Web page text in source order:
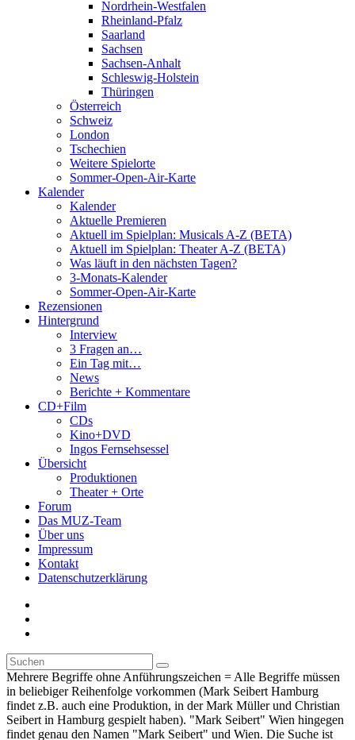
Nordrhein-Westfalen
Rheinland-Pfalz
Saarland
Sachsen
Sachsen-Anhalt
Schleswig-Holstein
Thüringen
Österreich
Schweiz
London
Tschechien
Weitere Spielorte
Sommer-Open-Air-Karte
Kalender
Kalender
Aktuelle Premieren
Aktuell im Spielplan: Musicals A-Z (BETA)
Aktuell im Spielplan: Theater A-Z (BETA)
Was läuft in den nächsten Tagen?
3-Monats-Kalender
Sommer-Open-Air-Karte
Rezensionen
Hintergrund
Interview
3 Fragen an…
Ein Tag mit…
News
Berichte + Kommentare
CD+Film
CDs
Kino+DVD
Ingos Fernsehsessel
Übersicht
Produktionen
Theater + Orte
Forum
Das MUZ-Team
Über uns
Impressum
Kontakt
Datenschutzerklärung
Mehrere Begriffe ohne Anführungszeichen = Alle Begriffe müssen
in beliebiger Reihenfolge vorkommen (Mark Seibert Hamburg
findet z.B. auch eine Produktion, in der Mark Müller und Christian
Seibert in Hamburg gespielt haben). "Mark Seibert" Wien hingegen
findet genau den Namen "Mark Seibert" und Wien. Die Suche ist